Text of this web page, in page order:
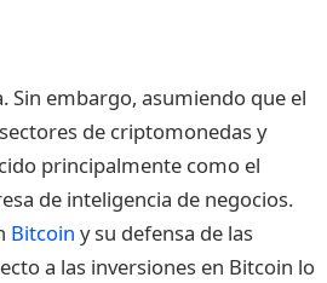
Sin embargo, asumiendo que el
de criptomonedas y
principalmente como el
de inteligencia de negocios.
Bitcoin y su defensa de las
a las inversiones en Bitcoin lo